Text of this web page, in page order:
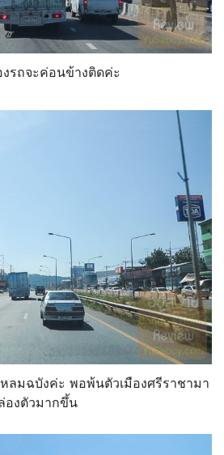
งรถจะค่อนข้างติดค่ะ
ลมฉบังค่ะ พอพ้นตัวเมืองศรีราชามา
องตัวมากขึ้น